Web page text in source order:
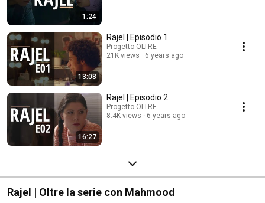
1:24
13:08
Rajel | Episodio 1
Progetto OLTRE
21K views
6 years ago
16:27
Rajel | Episodio 2
Progetto OLTRE
8.4K views
6 years ago
Rajel | Oltre la serie con Mahmood